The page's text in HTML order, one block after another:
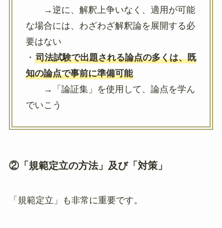
→逆に、解釈上争いなく、適用が可能
な場合には、わざわざ解釈論を展開する必
要はない
・ 司法試験で出題される論点の多くは、既
知の論点で事前に準備可能
→「論証集」を使用して、論点を学ん
でいこう
②「規範定立の方法」及び「対策」
「規範定立」も非常に重要です。